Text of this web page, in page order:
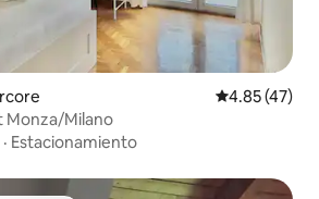
Calificación
4.85 (47)
Monza/Milano
· Estacionamiento